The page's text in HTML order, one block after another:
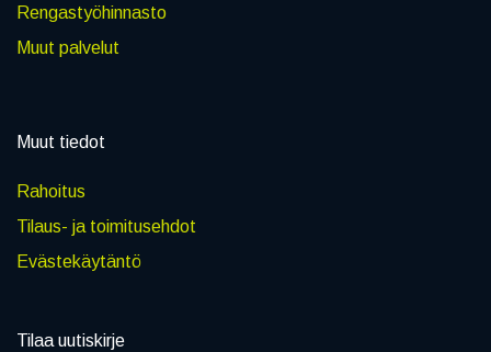
Rengastyöhinnasto
Muut palvelut
Muut tiedot
Rahoitus
Tilaus- ja toimitusehdot
Evästekäytäntö
Tilaa uutiskirje